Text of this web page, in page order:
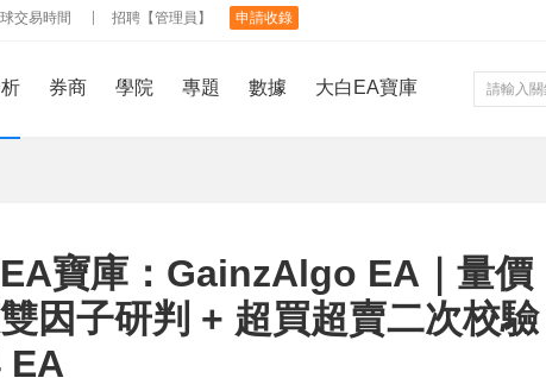
交易時間 招聘【管理員】 申請收錄
券商 學院 專題 數據 大白EA寶庫
寶庫：GainzAlgo EA｜量價
因子研判 + 超買超賣二次校驗
EA